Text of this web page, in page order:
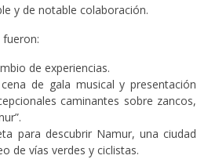
y de notable colaboración.
fueron:
de experiencias.
de gala musical y presentación
caminantes sobre zancos,
para descubrir Namur, una ciudad
de vías verdes y ciclistas.